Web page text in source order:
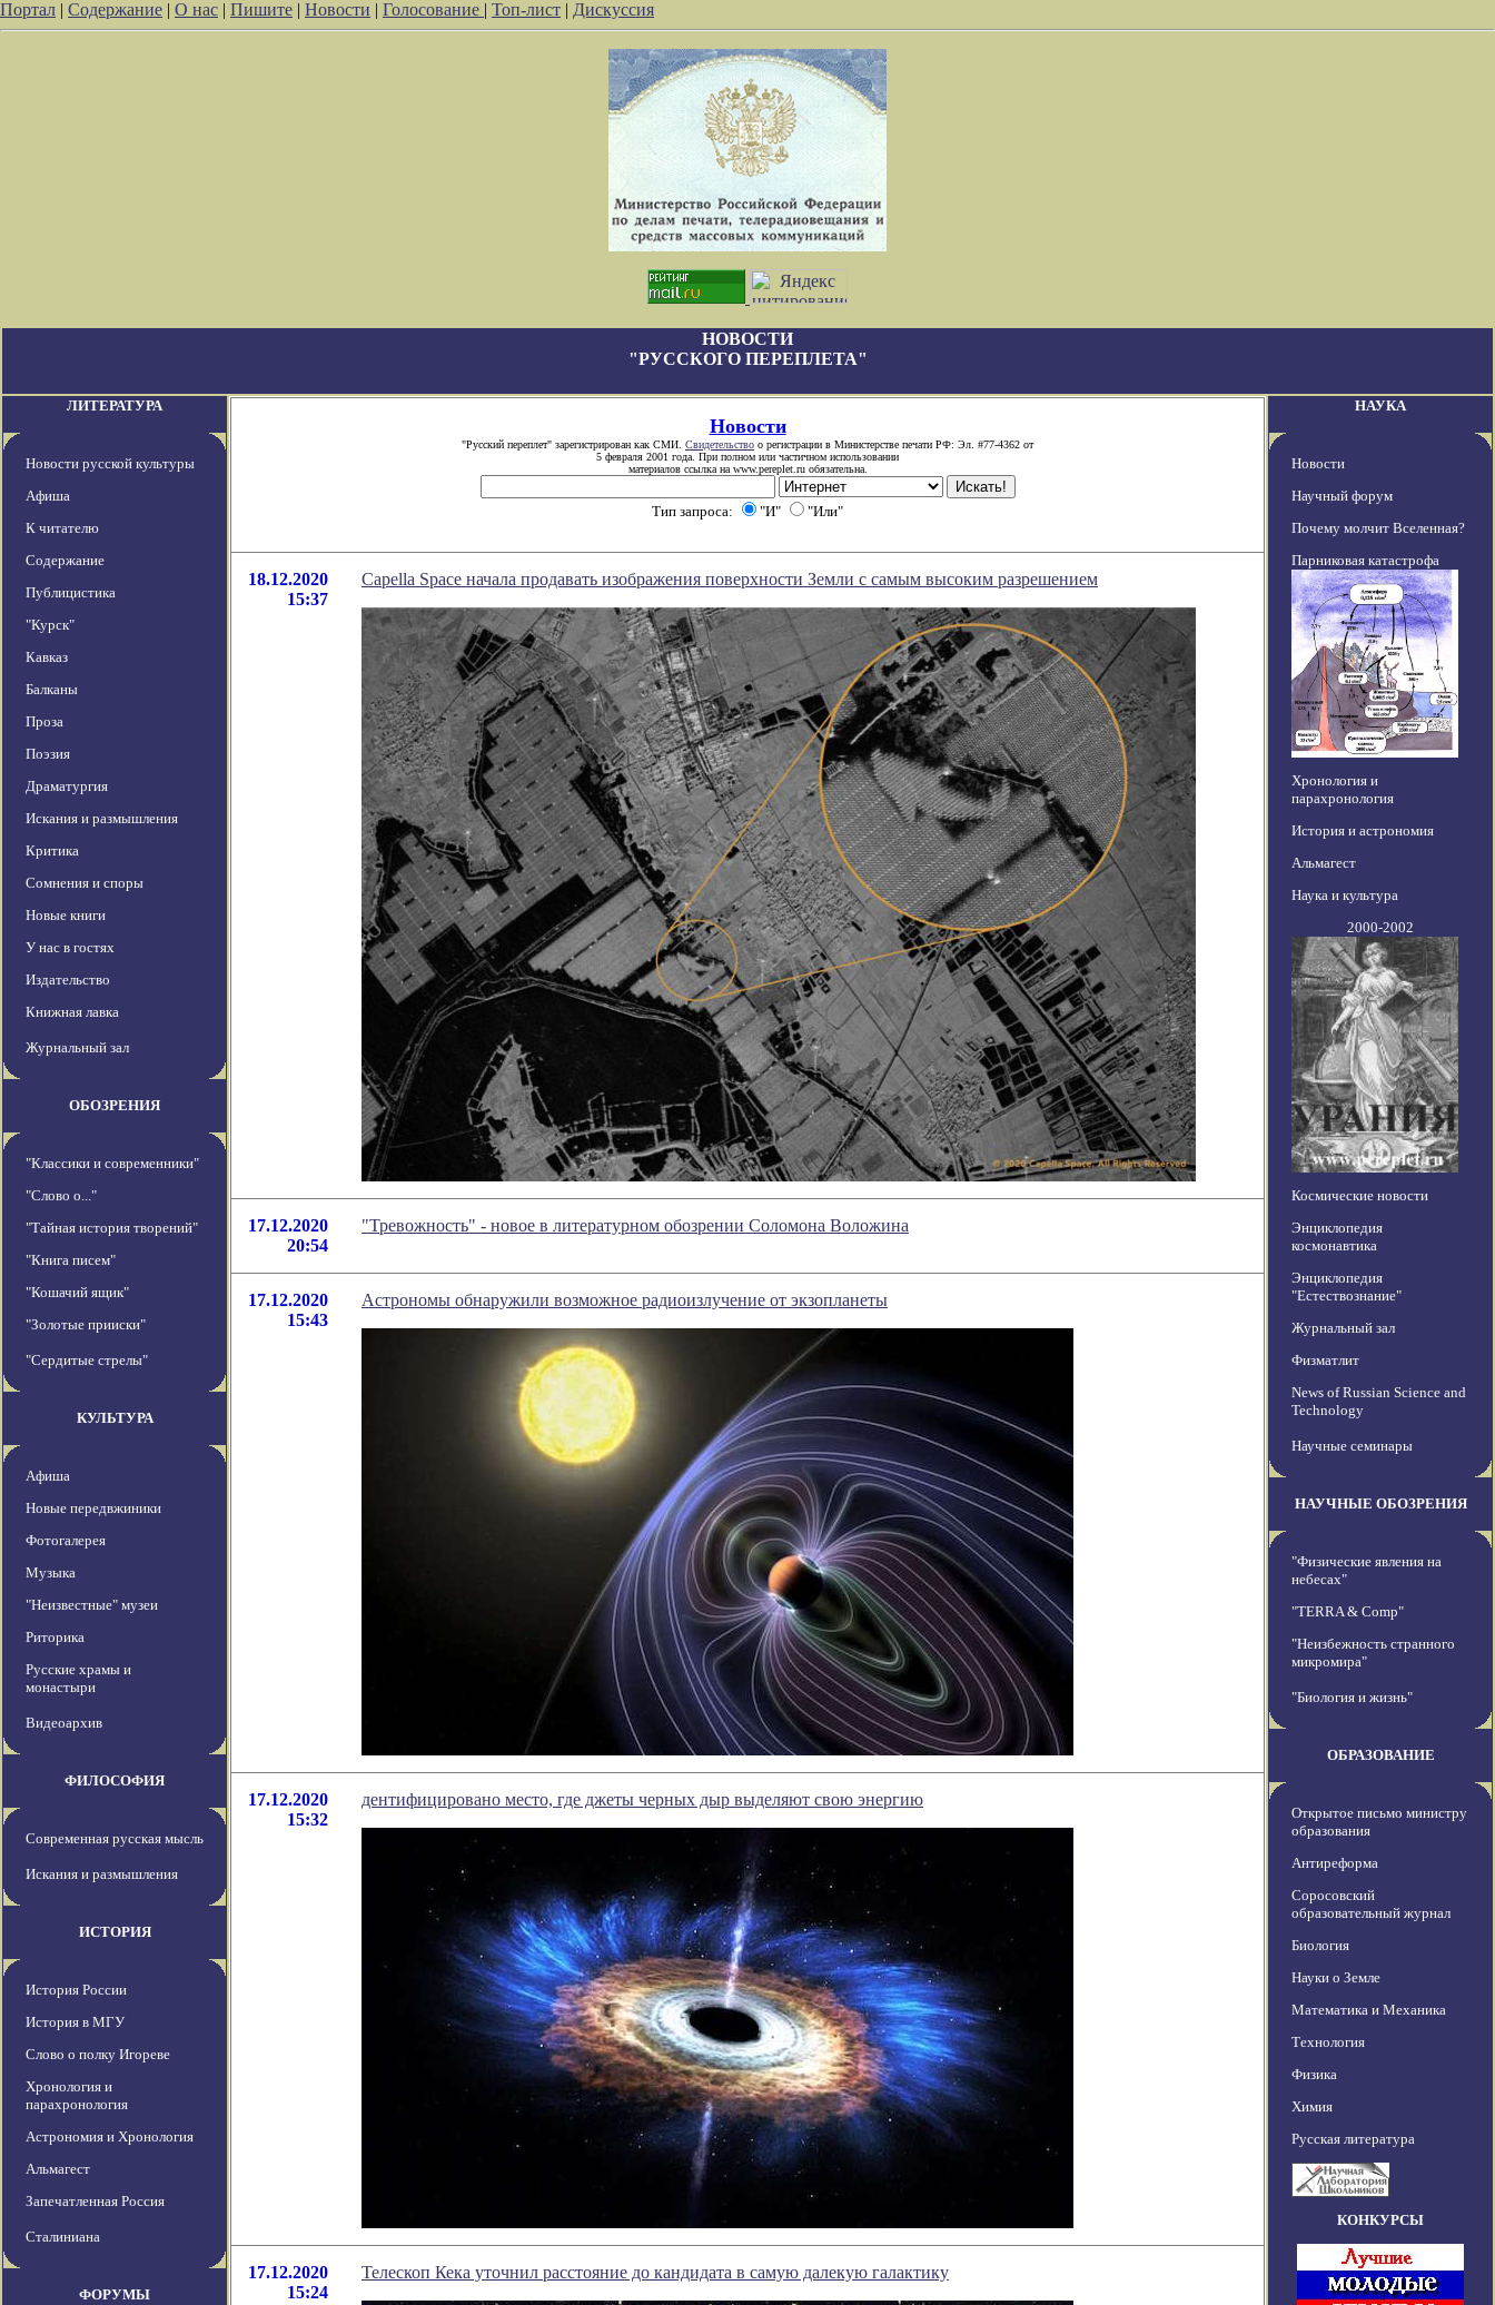
Портал | Содержание | О нас | Пишите | Новости | Голосование | Топ-лист | Дискуссия
НОВОСТИ
"РУССКОГО ПЕРЕПЛЕТА"
ЛИТЕРАТУРА
Новости русской культуры
Афиша
К читателю
Содержание
Публицистика
"Курск"
Кавказ
Балканы
Проза
Поэзия
Драматургия
Искания и размышления
Критика
Сомнения и споры
Новые книги
У нас в гостях
Издательство
Книжная лавка
Журнальный зал
ОБОЗРЕНИЯ
"Классики и современники"
"Слово о..."
"Тайная история творений"
"Книга писем"
"Кошачий ящик"
"Золотые прииски"
"Сердитые стрелы"
КУЛЬТУРА
Афиша
Новые передвжиники
Фотогалерея
Музыка
"Неизвестные" музеи
Риторика
Русские храмы и
монастыри
Видеоархив
ФИЛОСОФИЯ
Современная русская мысль
Искания и размышления
ИСТОРИЯ
История России
История в МГУ
Слово о полку Игореве
Хронология и
парахронология
Астрономия и Хронология
Альмагест
Запечатленная Россия
Сталиниана
ФОРУМЫ
Новости
"Русский переплет" зарегистрирован как СМИ. Свидетельство о регистрации в Министерстве печати РФ: Эл. #77-4362 от
5 февраля 2001 года. При полном или частичном использовании
материалов ссылка на www.pereplet.ru обязательна.
Тип запроса: "И" "Или"
18.12.2020
15:37
Capella Space начала продавать изображения поверхности Земли с самым высоким разрешением
17.12.2020
20:54
"Тревожность" - новое в литературном обозрении Соломона Воложина
17.12.2020
15:43
Астрономы обнаружили возможное радиоизлучение от экзопланеты
17.12.2020
15:32
дентифицировано место, где джеты черных дыр выделяют свою энергию
17.12.2020
15:24
Телескоп Кека уточнил расстояние до кандидата в самую далекую галактику
НАУКА
Новости
Научный форум
Почему молчит Вселенная?
Парниковая катастрофа
Хронология и
парахронология
История и астрономия
Альмагест
Наука и культура
2000-2002
Космические новости
Энциклопедия
космонавтика
Энциклопедия
"Естествознание"
Журнальный зал
Физматлит
News of Russian Science and
Technology
Научные семинары
НАУЧНЫЕ ОБОЗРЕНИЯ
"Физические явления на
небесах"
"TERRA & Comp"
"Неизбежность странного
микромира"
"Биология и жизнь"
ОБРАЗОВАНИЕ
Открытое письмо министру
образования
Антиреформа
Соросовский
образовательный журнал
Биология
Науки о Земле
Математика и Механика
Технология
Физика
Химия
Русская литература
КОНКУРСЫ